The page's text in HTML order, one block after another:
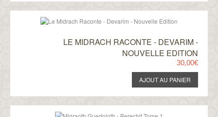
LE MIDRACH RACONTE - DEVARIM -
NOUVELLE EDITION
30,00€